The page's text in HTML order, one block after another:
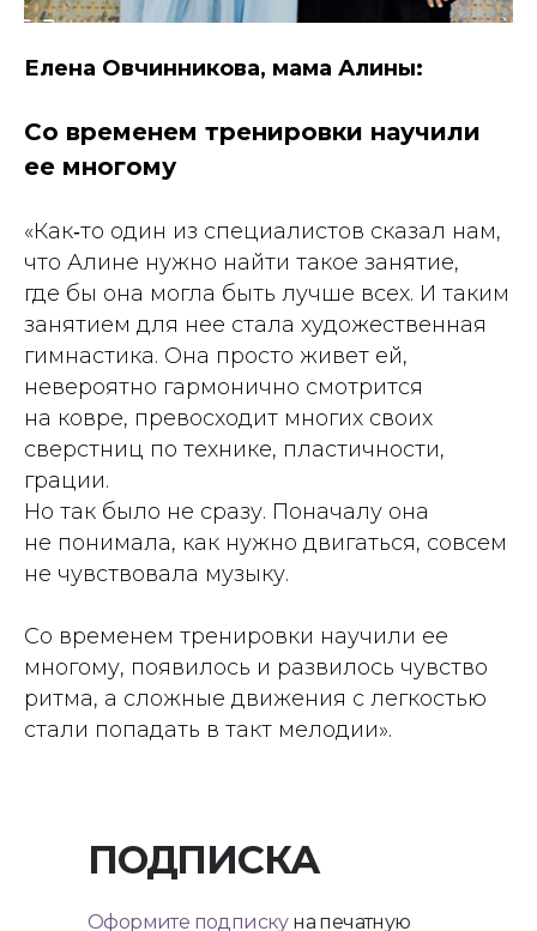
Елена Овчинникова, мама Алины:
Со временем тренировки научили
ее многому
«Как‑то один из специалистов сказал нам,
что Алине нужно найти такое занятие,
где бы она могла быть лучше всех. И таким
занятием для нее стала художественная
гимнастика. Она просто живет ей,
невероятно гармонично смотрится
на ковре, превосходит многих своих
сверстниц по технике, пластичности,
грации.
Но так было не сразу. Поначалу она
не понимала, как нужно двигаться, совсем
не чувствовала музыку.
Со временем тренировки научили ее
многому, появилось и развилось чувство
ритма, а сложные движения с легкостью
стали попадать в такт мелодии».
Оформите подпискуна печатную
ПОДПИСКА